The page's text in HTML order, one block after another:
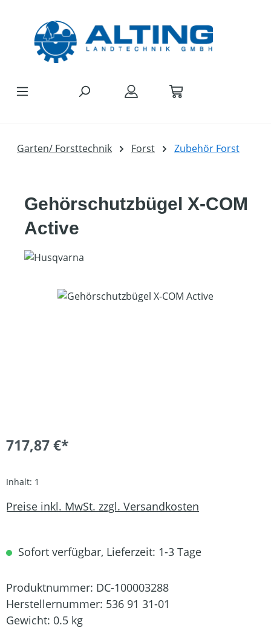
Garten/ Forsttechnik Forst Zubehör Forst
Gehörschutzbügel X-COM
Active
Bildergalerie überspringen
717,87 €*
Inhalt: 1
Preise inkl. MwSt. zzgl. Versandkosten
Sofort verfügbar, Lieferzeit: 1-3 Tage
Produktnummer: DC-100003288
Herstellernummer: 536 91 31-01
Gewicht: 0.5 kg